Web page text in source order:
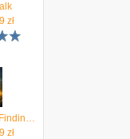
zł
Help is Here: Finding Fresh Strength and Purpose in the Power of the Holy Spirit - Max Lucado
zł